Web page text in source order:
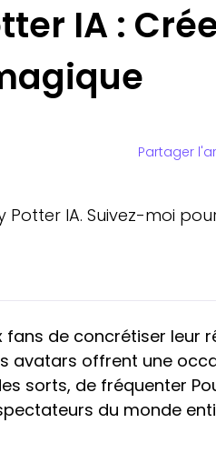
IA :
Partager
IA. Suivez-moi
de concrétiser leur
avatars offrent une
sorts, de fréquenter
du monde